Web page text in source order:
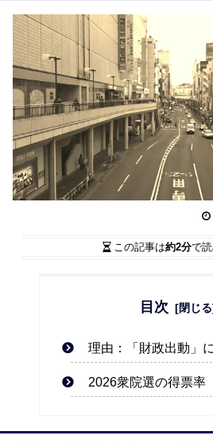
この記事は約2分で読
目次
理由：「財政出動」
2026衆院選の得票率